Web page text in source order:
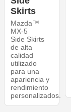
Skirts
Mazda™
MX-5
Side Skirts
de alta
calidad
utilizado
para una
apariencia y
rendimiento
personalizados.